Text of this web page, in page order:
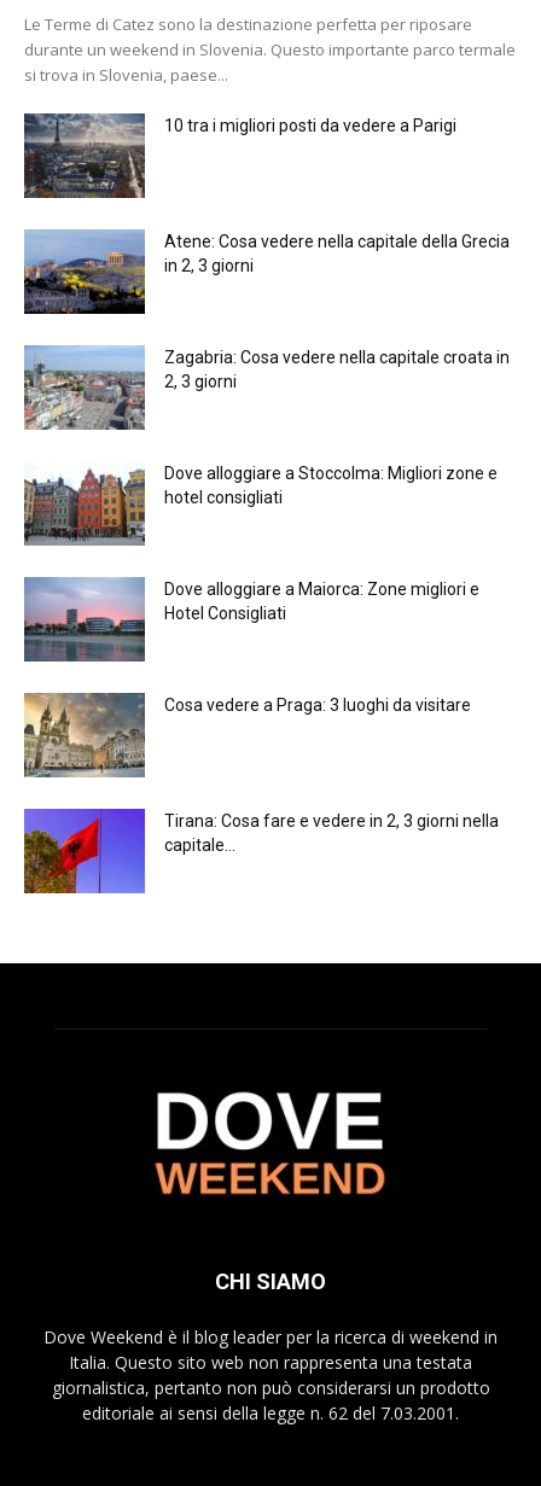
Le Terme di Catez sono la destinazione perfetta per riposare
durante un weekend in Slovenia. Questo importante parco termale
si trova in Slovenia, paese...
10 tra i migliori posti da vedere a Parigi
Atene: Cosa vedere nella capitale della Grecia
in 2, 3 giorni
Zagabria: Cosa vedere nella capitale croata in
2, 3 giorni
Dove alloggiare a Stoccolma: Migliori zone e
hotel consigliati
Dove alloggiare a Maiorca: Zone migliori e
Hotel Consigliati
Cosa vedere a Praga: 3 luoghi da visitare
Tirana: Cosa fare e vedere in 2, 3 giorni nella
capitale...
CHI SIAMO
Dove Weekend è il blog leader per la ricerca di weekend in
Italia. Questo sito web non rappresenta una testata
giornalistica, pertanto non può considerarsi un prodotto
editoriale ai sensi della legge n. 62 del 7.03.2001.